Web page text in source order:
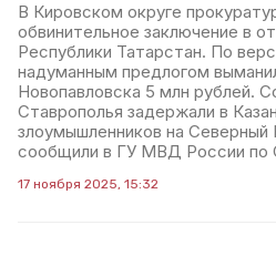
В Кировском округе
обвинительное заключение в
Республики Татарстан. По
надуманным предлогом
Новопавловска 5 млн рублей.
Ставрополья задержали в
злоумышленников на Северный
сообщили в ГУ МВД России по
17 ноября 2025, 15:32